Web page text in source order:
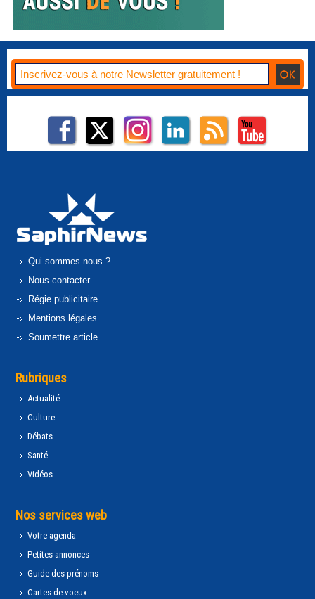
Qui sommes-nous ?
Nous contacter
Régie publicitaire
Mentions légales
Soumettre article
Rubriques
Actualité
Culture
Débats
Santé
Vidéos
Nos services web
Votre agenda
Petites annonces
Guide des prénoms
Cartes de voeux